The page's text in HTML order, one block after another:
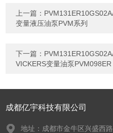
上一篇：
变量液压油泵PVM系列
下一篇：
VICKERS变量油泵PVM098ER
成都亿宇科技有限公司
地址：成都市金牛区兴盛西